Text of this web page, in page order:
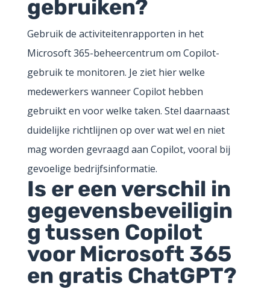
gebruiken?
Gebruik de activiteitenrapporten in het
Microsoft 365-beheercentrum om Copilot-
gebruik te monitoren. Je ziet hier welke
medewerkers wanneer Copilot hebben
gebruikt en voor welke taken. Stel daarnaast
duidelijke richtlijnen op over wat wel en niet
mag worden gevraagd aan Copilot, vooral bij
gevoelige bedrijfsinformatie.
Is er een verschil in
gegevensbeveiligin
g tussen Copilot
voor Microsoft 365
en gratis ChatGPT?